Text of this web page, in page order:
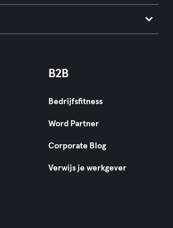
B2B
Bedrijfsfitness
Word Partner
Corporate Blog
Verwijs je werkgever